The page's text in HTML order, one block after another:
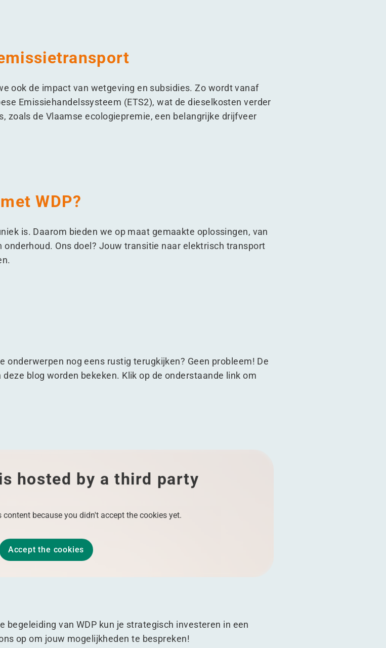
ook de impact van wetgeving en subsidies. Zo wordt vanaf
Emissiehandelssysteem (ETS2), wat de dieselkosten verder
zoals de Vlaamse ecologiepremie, een belangrijke drijfveer
WDP?
is. Daarom bieden we op maat gemaakte oplossingen, van
Ons doel? Jouw transitie naar elektrisch transport
onderwerpen nog eens rustig terugkijken? Geen probleem! De
blog worden bekeken. Klik op de onderstaande link om
hosted by a third party
content because you didn't accept the cookies yet.
Accept the cookies
van WDP kun je strategisch investeren in een
op om jouw mogelijkheden te bespreken!